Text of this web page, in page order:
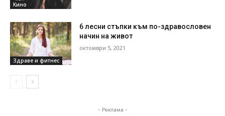
Кино
Здраве и фитнес
6 лесни стъпки към по-здравословен
начин на живот
октомври 5, 2021
- Реклама -